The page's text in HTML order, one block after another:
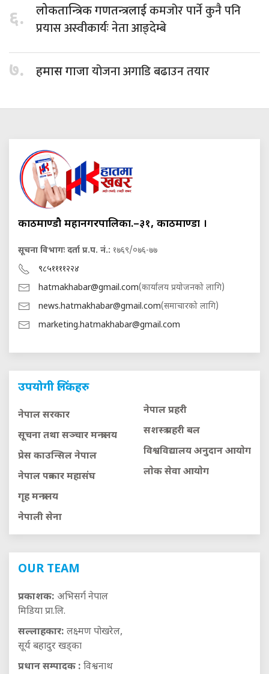
६. लोकतान्त्रिक गणतन्त्रलाईकमजोर पार्ने कुनै पनि
प्रयास अस्वीकार्यः नेता आङ्देम्बे
७. हमास गाजायोजना अगाडि बढाउन तयार
काठमाण्डौ महानगरपालिका.–३१, काठमाण्डौं ।
सूचना विभागः दर्ता प्र.प. नं.: १७६९/०७६-७७
९८५११११२२४
hatmakhabar@gmail.com(कार्यालय प्रयोजनको लागि)
news.hatmakhabar@gmail.com(समाचारको लागि)
marketing.hatmakhabar@gmail.com
उपयोगी लिंकहरु
नेपाल सरकार
सूचना तथा सञ्चार मन्त्रालय
प्रेस काउन्सिल नेपाल
नेपाल पत्रकार महासंघ
गृह मन्त्रालय
नेपाली सेना
नेपाल प्रहरी
सशस्त्र प्रहरी बल
विश्वविद्यालय अनुदान आयाेग
लाेक सेवा आयाेग
OUR TEAM
प्रकाशक: अभिसर्ग नेपाल
मिडिया प्रा.लि.
सल्लाहकार: लक्ष्मण पोखरेल,
सूर्य बहादुर खड्का
प्रधान सम्पादक : विश्वनाथ